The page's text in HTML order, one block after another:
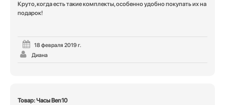
5из 5
Круто, когда есть такие комплекты, особенно удобно покупать их на
подарок!
18 февраля 2019 г.
Диана
Товар: Часы Ben10